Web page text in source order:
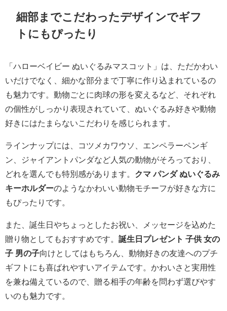
細部までこだわったデザインでギフ
トにもぴったり
「ハローベイビー ぬいぐるみマスコット」は、ただかわい
いだけでなく、細かな部分まで丁寧に作り込まれているの
も魅力です。動物ごとに肉球の形を変えるなど、それぞれ
の個性がしっかり表現されていて、ぬいぐるみ好きや動物
好きにはたまらないこだわりを感じられます。
ラインナップには、コツメカワウソ、エンペラーペンギ
ン、ジャイアントパンダなど人気の動物がそろっており、
どれを選んでも特別感があります。 クマ パンダ ぬいぐるみ
キーホルダーのようなかわいい動物モチーフが好きな方に
もぴったりです。
また、誕生日やちょっとしたお祝い、メッセージを込めた
贈り物としてもおすすめです。 誕生日プレゼント 子供 女の
子 男の子向けとしてはもちろん、動物好きの友達へのプチ
ギフトにも喜ばれやすいアイテムです。かわいさと実用性
を兼ね備えているので、贈る相手の年齢を問わず選びやす
いのも魅力です。